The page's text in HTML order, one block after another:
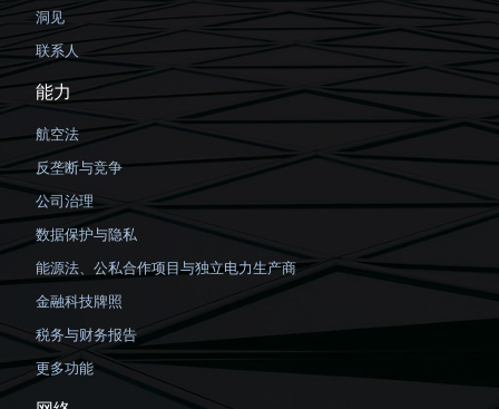
洞见
联系人
能力
航空法
反垄断与竞争
公司治理
数据保护与隐私
能源法、公私合作项目与独立电力生产商
金融科技牌照
税务与财务报告
更多功能